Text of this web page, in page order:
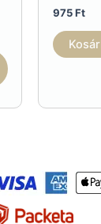
a
több
változatok
a
975Ft